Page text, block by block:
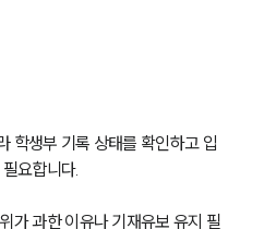
학생부 기록 상태를 확인하고 입
요합니다.
가 과한 이유나 기재유보 유지 필